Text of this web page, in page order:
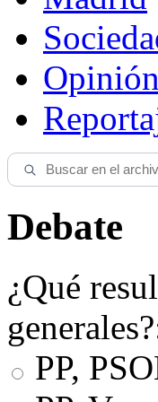
Opinión
Debate
¿Qué
PP,